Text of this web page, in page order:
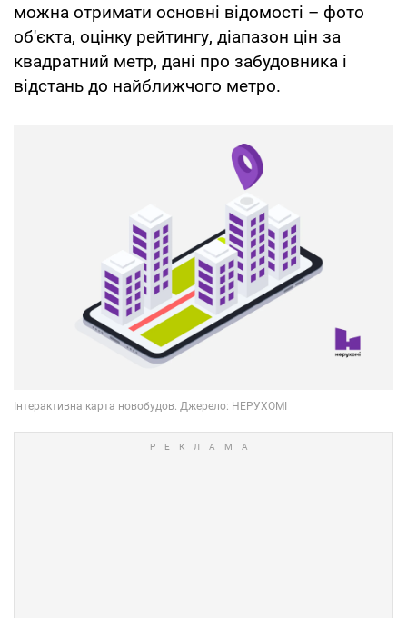
можна отримати основні відомості – фото
об'єкта, оцінку рейтингу, діапазон цін за
квадратний метр, дані про забудовника і
відстань до найближчого метро.